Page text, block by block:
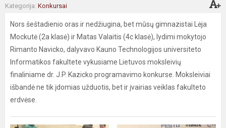
Kategorija: Konkursai
Nors šeštadienio oras ir nedžiugina, bet mūsų gimnazistai Lėja
Mockutė (2a klasė) ir Matas Valaitis (4c klasė), lydimi mokytojo
Rimanto Navicko, dalyvavo Kauno Technologijos universiteto
Informatikos fakultete vykusiame Lietuvos moksleivių
finaliniame dr. J.P. Kazicko programavimo konkurse. Moksleiviai
išbandė ne tik įdomias užduotis, bet ir įvairias veiklas fakulteto
erdvėse.